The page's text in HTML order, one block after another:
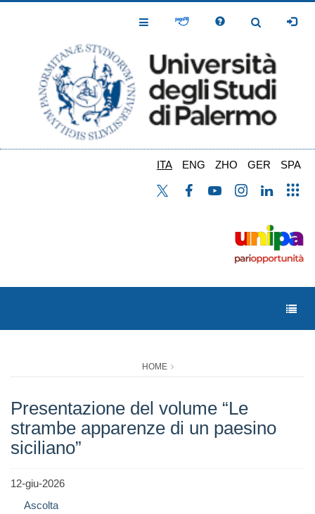
Toggle
Toggle
ITA ENG ZHO GER SPA
HOME
Presentazione del volume “Le
strambe apparenze di un paesino
siciliano”
12-giu-2026
Ascolta